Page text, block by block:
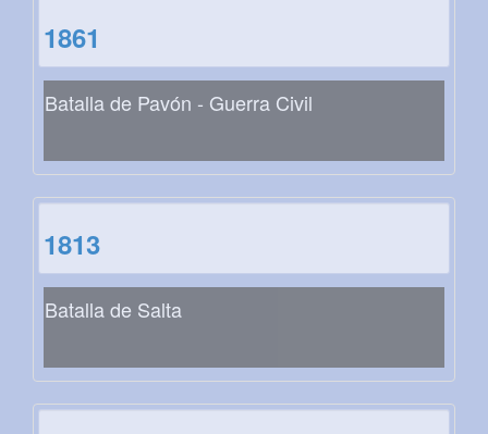
1861
Batalla de Pavón - Guerra Civil
1813
Batalla de Salta